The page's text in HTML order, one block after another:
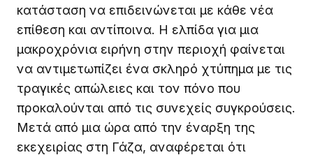
κατάσταση να επιδεινώνεται με κάθε νέα
επίθεση και αντίποινα. Η ελπίδα για μια
μακροχρόνια ειρήνη στην περιοχή φαίνεται
να αντιμετωπίζει ένα σκληρό χτύπημα με τις
τραγικές απώλειες και τον πόνο που
προκαλούνται από τις συνεχείς συγκρούσεις.
Μετά από μια ώρα από την έναρξη της
εκεχειρίας στη Γάζα, αναφέρεται ότι